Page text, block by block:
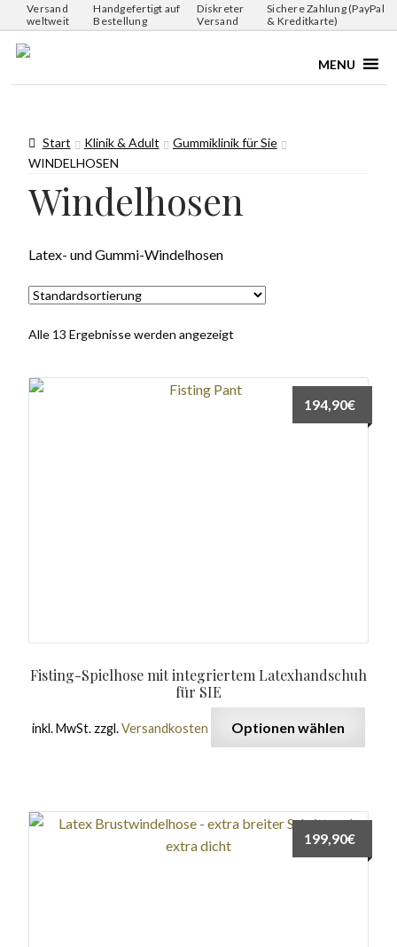
Versand
weltweit
Handgefertigt auf
Bestellung
Diskreter
Versand
Sichere Zahlung (PayPal
& Kreditkarte)
MENU
Start Klinik & Adult
Gummiklinik für Sie
WINDELHOSEN
Windelhosen
Latex- und Gummi-Windelhosen
Alle 13 Ergebnisse werden angezeigt
Fisting-Spielhose mit integriertem Latexhandschuh
für SIE
194,90€
inkl. MwSt. zzgl.Versandkosten Optionen wählen
199,90€